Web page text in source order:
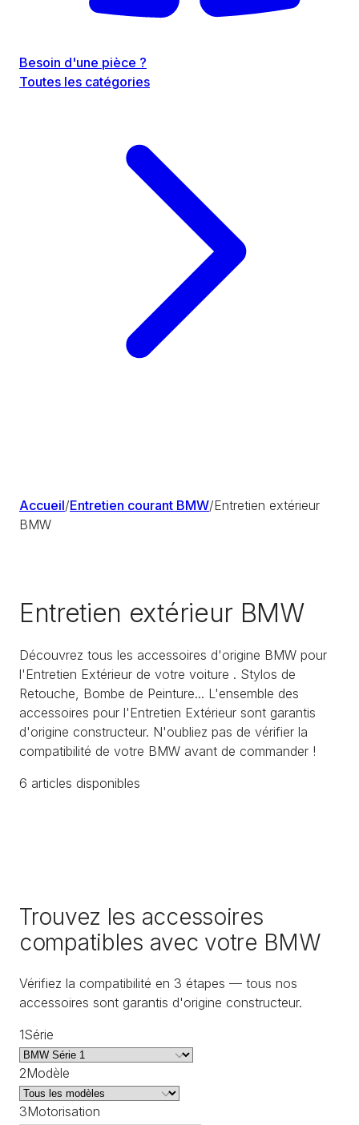
Besoin d'une pièce ?
Toutes les catégories
Accueil/Entretien courant BMW/Entretien extérieur
BMW
Entretien extérieur BMW
Découvrez tous les accessoires d'origine BMW pour
l'Entretien Extérieur de votre voiture . Stylos de
Retouche, Bombe de Peinture... L'ensemble des
accessoires pour l'Entretien Extérieur sont garantis
d'origine constructeur. N'oubliez pas de vérifier la
compatibilité de votre BMW avant de commander !
6 articles disponibles
Trouvez les accessoires
compatibles avec votre BMW
Vérifiez la compatibilité en 3 étapes — tous nos
accessoires sont garantis d'origine constructeur.
1Série
2Modèle
3Motorisation